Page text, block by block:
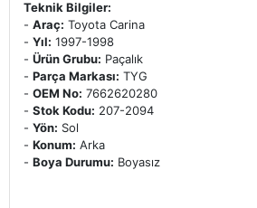
Teknik Bilgiler:
- Araç: Toyota Carina
- Yıl: 1997-1998
- Ürün Grubu: Paçalık
- Parça Markası: TYG
- OEM No: 7662620280
- Stok Kodu: 207-2094
- Yön: Sol
- Konum: Arka
- Boya Durumu: Boyasız